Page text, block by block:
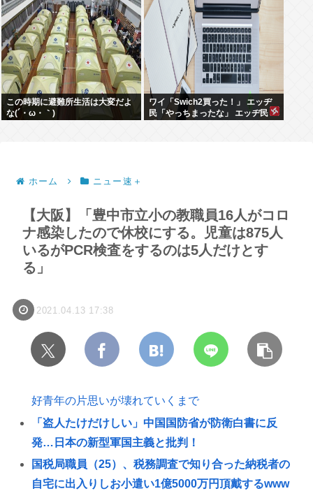
この時期に避難所生活は大変だよ
な(´・ω・｀)
ワイ「Swich2買った！」 エッヂ
民「やっちまったな」 エッヂ民
ホーム ニュー速＋
【大阪】「豊中市立小の教職員16人がコロ
ナ感染したので休校にする。児童は875人
いるがPCR検査をするのは5人だけとす
る」
2021.04.13 17:38
好青年の片思いが壊れていくまで
「盗人たけだけしい」中国国防省が防衛白書に反
発…日本の新型軍国主義と批判！
国税局職員（25）、税務調査で知り合った納税者の
自宅に出入りしお小遣い1億5000万円頂戴するwww